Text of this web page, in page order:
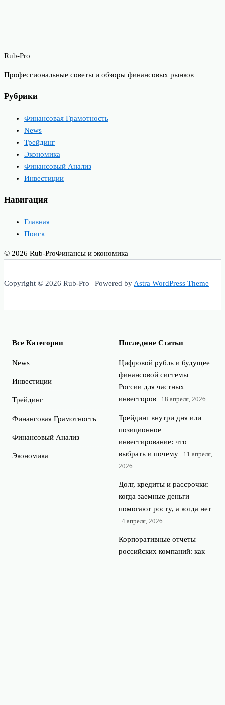
Rub-Pro
Профессиональные советы и обзоры финансовых рынков
Рубрики
Финансовая Грамотность
News
Трейдинг
Экономика
Финансовый Анализ
Инвестиции
Навигация
Главная
Поиск
© 2026 Rub-ProФинансы и экономика
Copyright © 2026 Rub-Pro | Powered by Astra WordPress Theme
Все Категории
News
Инвестиции
Трейдинг
Финансовая Грамотность
Финансовый Анализ
Экономика
Последние Статьи
Цифровой рубль и будущее
финансовой системы
России для частных
инвесторов
18 апреля, 2026
Трейдинг внутри дня или
позиционное
инвестирование: что
выбрать и почему
11 апреля,
2026
Долг, кредиты и рассрочки:
когда заемные деньги
помогают росту, а когда нет
4 апреля, 2026
Корпоративные отчеты
российских компаний: как